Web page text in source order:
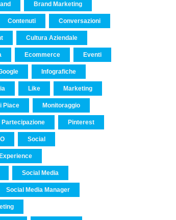
Brand Marketing
Contenuti Conversazioni
Cultura Aziendale
Ecommerce Eventi
Infografiche
Like Marketing
Piace Monitoraggio
Partecipazione Pinterest
Social
Social Media
Social Media Manager